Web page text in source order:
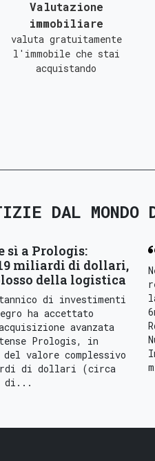
Valutazione
immobiliare
valuta gratuitamente
l'immobile che stai
acquistando
DAL MONDO
sì a Prologis:
miliardi di dollari,
della logistica
di investimenti
ha accettato
avanzata
Prologis, in
del valore complessivo
di dollari (circa
di...